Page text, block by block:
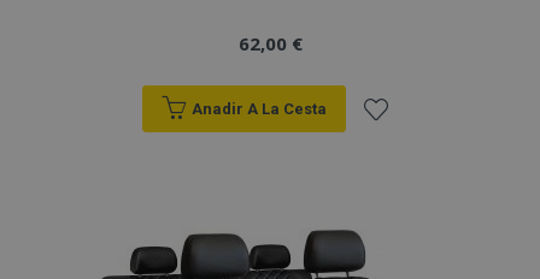
62,00 €
Anadir A La Cesta
Lista